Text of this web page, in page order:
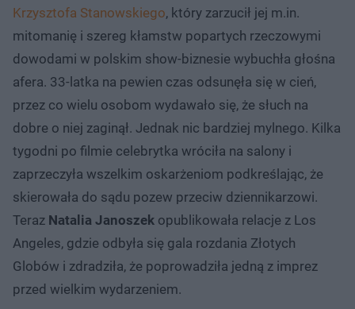
Krzysztofa Stanowskiego, który zarzucił jej m.in.
mitomanię i szereg kłamstw popartych rzeczowymi
dowodami w polskim show-biznesie wybuchła głośna
afera. 33-latka na pewien czas odsunęła się w cień,
przez co wielu osobom wydawało się, że słuch na
dobre o niej zaginął. Jednak nic bardziej mylnego. Kilka
tygodni po filmie celebrytka wróciła na salony i
zaprzeczyła wszelkim oskarżeniom podkreślając, że
skierowała do sądu pozew przeciw dziennikarzowi.
Teraz Natalia Janoszek opublikowała relacje z Los
Angeles, gdzie odbyła się gala rozdania Złotych
Globów i zdradziła, że poprowadziła jedną z imprez
przed wielkim wydarzeniem.